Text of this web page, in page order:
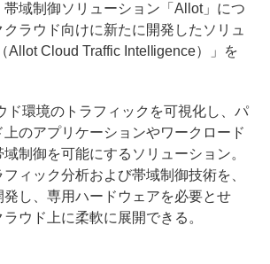
帯域制御ソリューション「Allot」につ
ラウド向けに新たに開発したソリュ
Allot Cloud Traffic Intelligence）」を
環境のトラフィックを可視化し、パ
のアプリケーションやワークロード
制御を可能にするソリューション。
ィック分析および帯域制御技術を、
発し、専用ハードウェアを必要とせ
ウド上に柔軟に展開できる。